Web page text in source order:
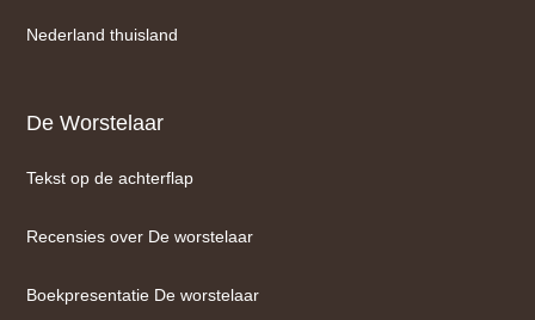
Nederland thuisland
De Worstelaar
Tekst op de achterflap
Recensies over De worstelaar
Boekpresentatie De worstelaar